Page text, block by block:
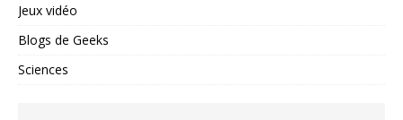
Jeux vidéo
Blogs de Geeks
Sciences